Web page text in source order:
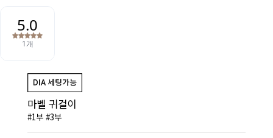
마벨 귀걸이
#1부 #3부